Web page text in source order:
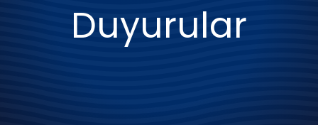
Duyurular